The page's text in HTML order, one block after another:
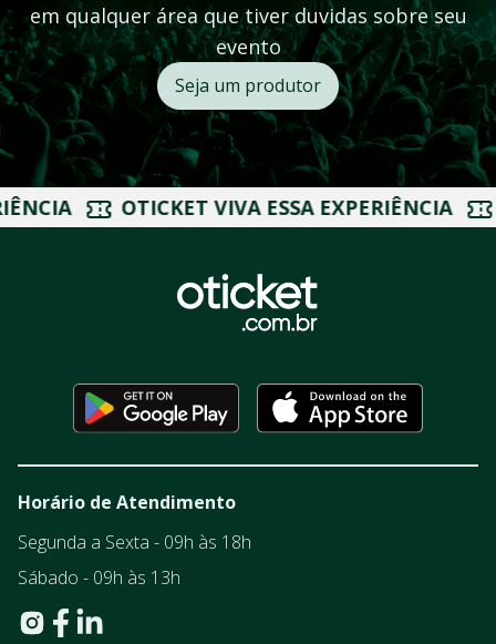
em qualquer área que tiver duvidas sobre seu
evento
Seja um produtor
VIVA ESSA EXPERIÊNCIA OTICKET
Horário de Atendimento
Segunda a Sexta - 09h às 18h
Sábado - 09h às 13h